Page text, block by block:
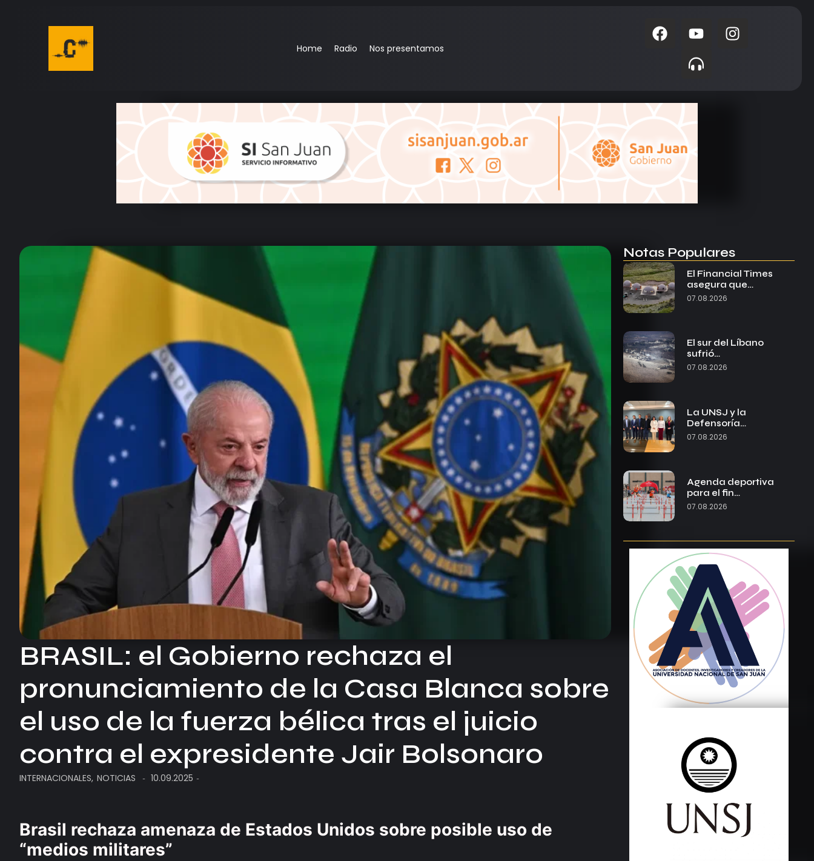
Home Radio Nos presentamos
BRASIL: el Gobierno rechaza el
pronunciamiento de la Casa Blanca sobre
el uso de la fuerza bélica tras el juicio
contra el expresidente Jair Bolsonaro
INTERNACIONALES, NOTICIAS - 10.09.2025 -
Brasil rechaza amenaza de Estados Unidos sobre posible uso de
“medios militares”
Notas Populares
El Financial Times
asegura que…
07.08.2026
El sur del Líbano
sufrió…
07.08.2026
La UNSJ y la
Defensoría…
07.08.2026
Agenda deportiva
para el fin…
07.08.2026